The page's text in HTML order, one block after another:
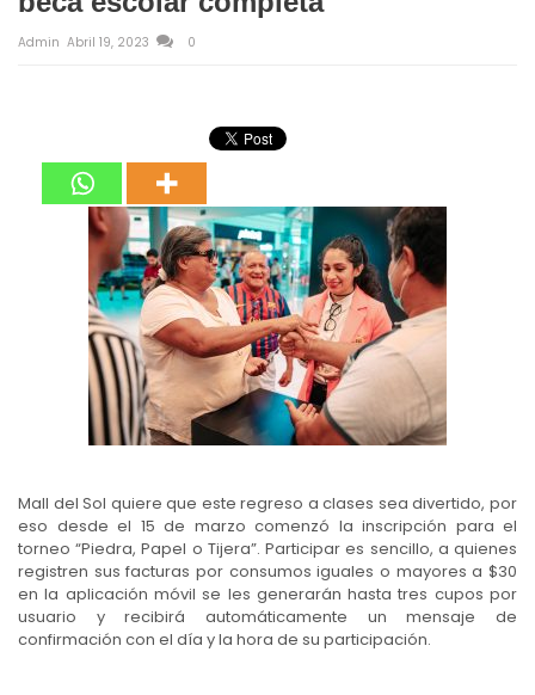
Admin Abril 19, 2023 0
Mall del Sol quiere que este regreso a clases sea divertido, por
eso desde el 15 de marzo comenzó la inscripción para el
torneo “Piedra, Papel o Tijera”. Participar es sencillo, a quienes
registren sus facturas por consumos iguales o mayores a $30
en la aplicación móvil se les generarán hasta tres cupos por
usuario y recibirá automáticamente un mensaje de
confirmación con el día y la hora de su participación.